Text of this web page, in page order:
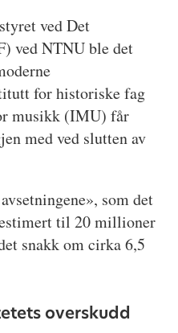
ved Det
ved NTNU ble det
for historiske fag
musikk (IMU) får
med ved slutten av
som det
til 20 millioner
snakk om cirka 6,5
overskudd